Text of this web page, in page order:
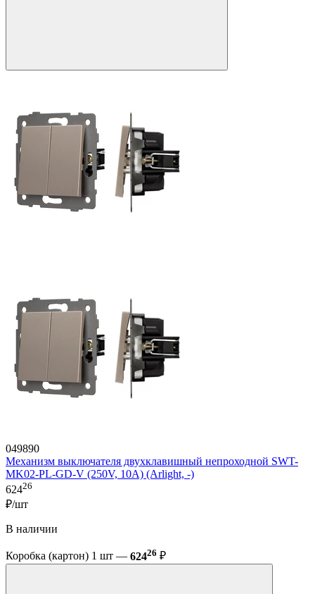
049890
Механизм выключателя двухклавишный непроходной SWT-
MK02-PL-GD-V (250V, 10A) (Arlight, -)
62426
₽/шт
В наличии
Коробка (картон) 1 шт — 62426 ₽